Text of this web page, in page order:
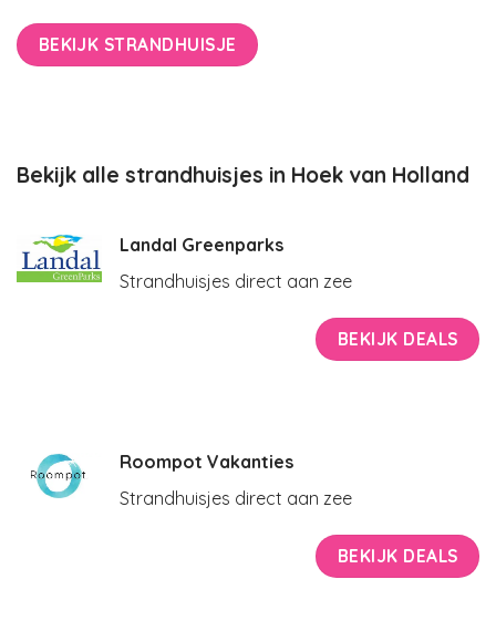
BEKIJK STRANDHUISJE
Bekijk alle strandhuisjes in Hoek van Holland
Landal Greenparks
Strandhuisjes direct aan zee
BEKIJK DEALS
Roompot Vakanties
Strandhuisjes direct aan zee
BEKIJK DEALS